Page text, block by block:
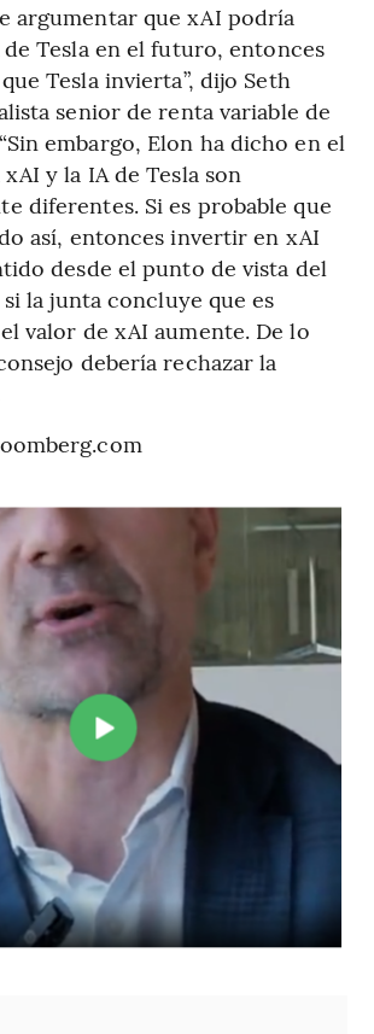
argumentar que xAI podría
de Tesla en el futuro, entonces
Tesla invierta”, dijo Seth
senior de renta variable de
embargo, Elon ha dicho en el
y la IA de Tesla son
diferentes. Si es probable que
así, entonces invertir en xAI
desde el punto de vista del
la junta concluye que es
valor de xAI aumente. De lo
debería rechazar la